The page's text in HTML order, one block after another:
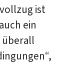
ist
ein
überall